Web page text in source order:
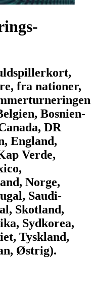
fra nationer,
Bosnien-
DR
England,
Verde,
Norge,
Saudi-
Skotland,
Sydkorea,
Tyskland,
Østrig).